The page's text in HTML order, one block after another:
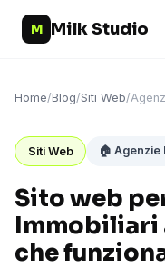
M Milk Studio
Home/Blog/Siti Web/
Siti Web 🏠 Agenzie
Sito web
Immobiliari
che